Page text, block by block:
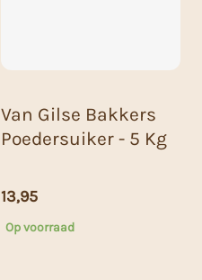
Van Gilse Bakkers
Poedersuiker - 5 Kg
13,95
Op voorraad